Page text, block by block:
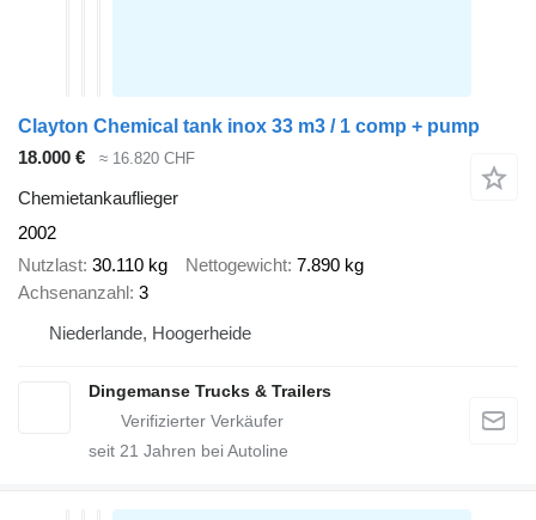
Clayton Chemical tank inox 33 m3 / 1 comp + pump
18.000 €
≈ 16.820 CHF
Chemietankauflieger
2002
Nutzlast 30.110 kg Nettogewicht 7.890 kg
Achsenanzahl 3
Niederlande, Hoogerheide
Dingemanse Trucks & Trailers
seit 21 Jahren bei Autoline